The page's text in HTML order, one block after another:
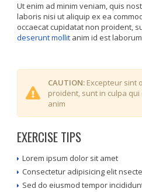
Ut enim ad minim veniam, quis
laboris nisi ut aliquip ex ea
occaecat cupidatat non proident,
deserunt mollit anim id est
CAUTION: Excepteur sint
proident, sunt in culpa
anim
EXERCISE TIPS
Lorem ipsum dolor sit amet
Consectetur adipisicing elit
Sed do eiusmod tempor